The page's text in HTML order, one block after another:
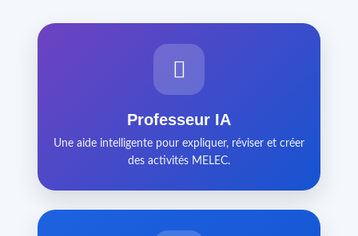
Professeur IA
Une aide intelligente pour expliquer, réviser et créer
des activités MELEC.